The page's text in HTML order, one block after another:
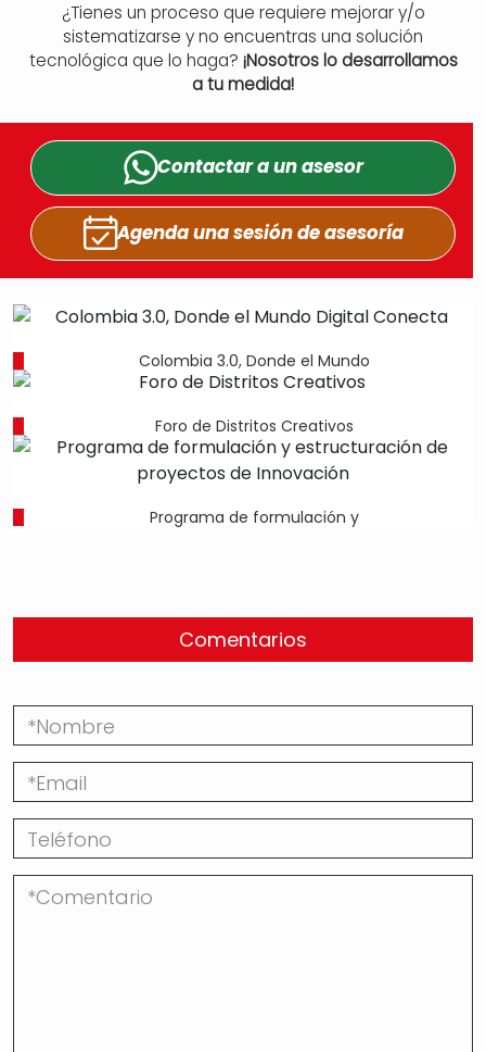
¿Tienes un proceso que requiere mejorar y/o
sistematizarse y no encuentras una solución
tecnológica que lo haga? ¡Nosotros lo desarrollamos
a tu medida!
Contactar a unasesor
Agenda una sesiónde asesoría
Colombia 3.0, Donde el Mundo
Foro de Distritos Creativos
Programa de formulación y
Comentarios